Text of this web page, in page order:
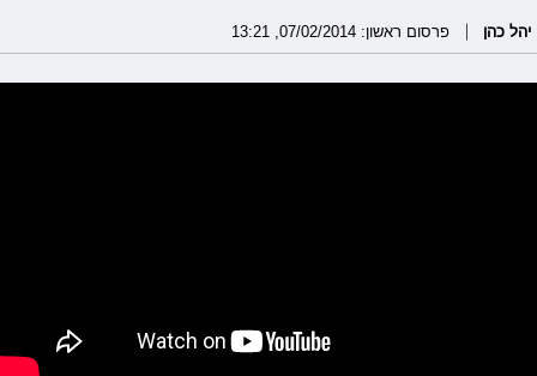
יהל כהן פרסום ראשון: 07/02/2014, 13:21